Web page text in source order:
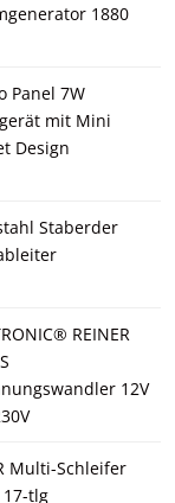
1880
Panel 7W
mit Mini
Design
Staberder
REINER
12V
Multi-Schleifer
17-tlg